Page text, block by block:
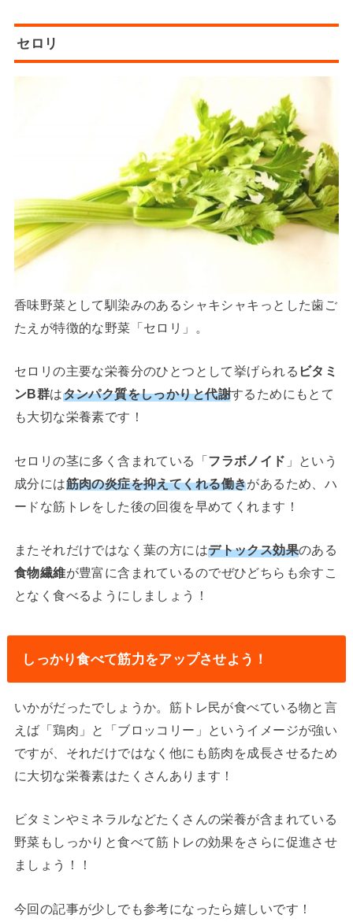
セロリ
香味野菜として馴染みのあるシャキシャキっとした歯ご
たえが特徴的な野菜「セロリ」。
セロリの主要な栄養分のひとつとして挙げられる ビタミ
ンB群はタンパク質をしっかりと代謝するためにもとて
も大切な栄養素です！
セロリの茎に多く含まれている「フラボノイド 」という
成分には筋肉の炎症を抑えてくれる働きがあるため、ハ
ードな筋トレをした後の回復を早めてくれます！
またそれだけではなく葉の方にはデトックス効果のある
食物繊維が豊富に含まれているのでぜひどちらも余すこ
となく食べるようにしましょう！
しっかり食べて筋力をアップさせよう！
いかがだったでしょうか。筋トレ民が食べている物と言
えば「鶏肉」と「ブロッコリー」というイメージが強い
ですが、それだけではなく他にも筋肉を成長させるため
に大切な栄養素はたくさんあります！
ビタミンやミネラルなどたくさんの栄養が含まれている
野菜もしっかりと食べて筋トレの効果をさらに促進させ
ましょう！！
今回の記事が少しでも参考になったら嬉しいです！